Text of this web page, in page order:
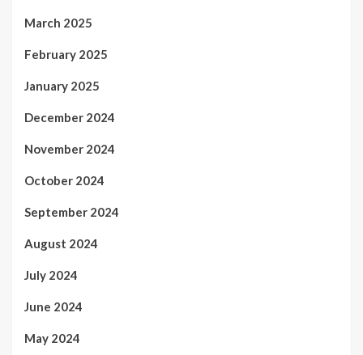
March 2025
February 2025
January 2025
December 2024
November 2024
October 2024
September 2024
August 2024
July 2024
June 2024
May 2024